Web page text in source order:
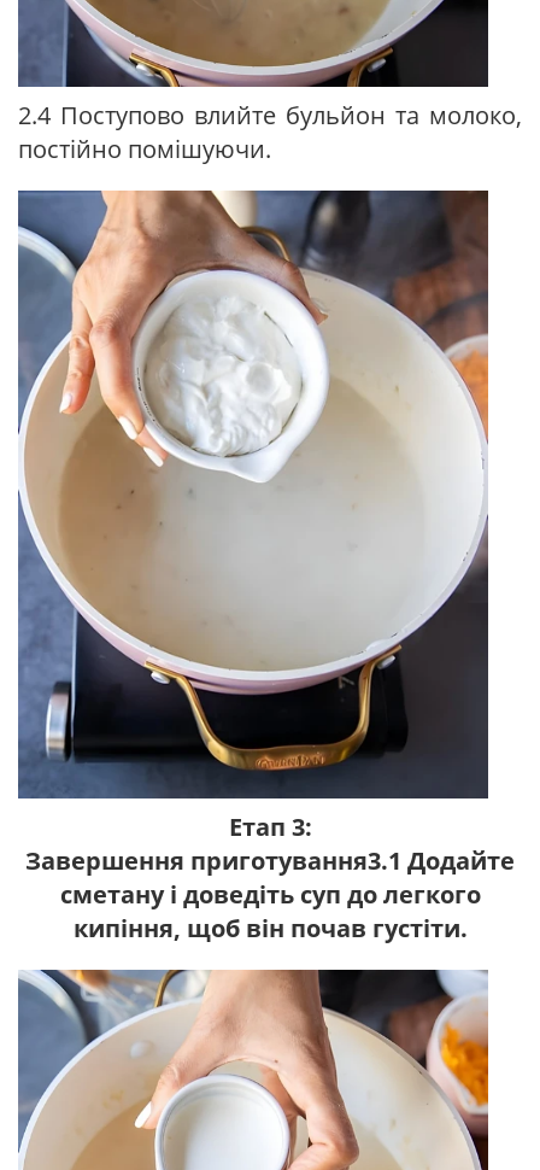
2.4 Поступово влийте бульйон та молоко,
постійно помішуючи.
Етап 3:
Завершення приготування3.1 Додайте
сметану і доведіть суп до легкого
кипіння, щоб він почав густіти.